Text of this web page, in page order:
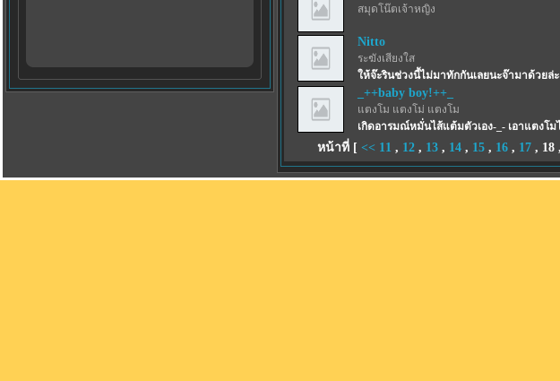
สมุดโน๊ตเจ้าหญิง
Nitto
ระฆังเสียงใส
ให้จ๊ะรินช่วงนี้ไม่มาทักกันเลยนะจ๊ามาด้วยล่
_++baby boy!++_
แตงโม แตงโม่ แตงโม
เกิดอารมณ์หมั่นไส้แต้มตัวเอง-_- เอาแตงโ
หน้าที่ [ << 11 , 12, 13, 14, 15, 16, 17, 18,